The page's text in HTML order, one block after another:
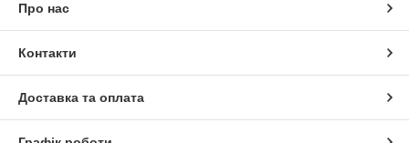
Про нас
Контакти
Доставка та оплата